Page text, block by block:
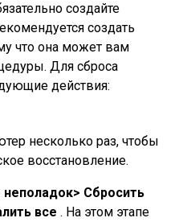
создайте
создать
что она может вам
Для сброса
действия:
несколько раз, чтобы
восстановление.
неполадок> Сбросить
все. На этом этапе